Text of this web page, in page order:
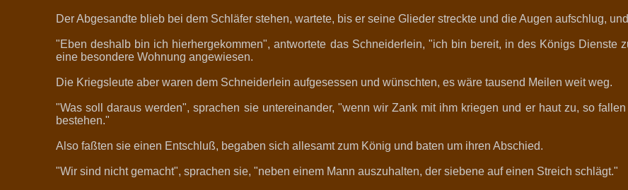
Der Abgesandte blieb bei dem Schläfer stehen, wartete, bis er seine Glieder streckte und die Augen aufschlug,
"Eben deshalb bin ich hierhergekommen", antwortete das Schneiderlein, "ich bin bereit, in des Königs Dienste
eine besondere Wohnung angewiesen.
Die Kriegsleute aber waren dem Schneiderlein aufgesessen und wünschten, es wäre tausend Meilen weit weg.
"Was soll daraus werden", sprachen sie untereinander, "wenn wir Zank mit ihm kriegen und er haut zu, so
bestehen."
Also faßten sie einen Entschluß, begaben sich allesamt zum König und baten um ihren Abschied.
"Wir sind nicht gemacht", sprachen sie, "neben einem Mann auszuhalten, der siebene auf einen Streich schlägt."